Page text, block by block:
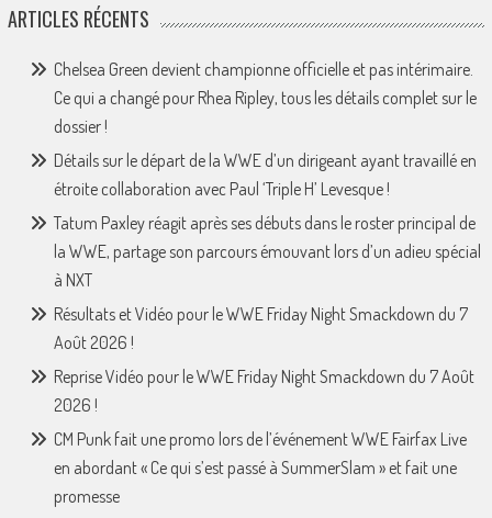
ARTICLES RÉCENTS
Chelsea Green devient championne officielle et pas intérimaire.
Ce qui a changé pour Rhea Ripley, tous les détails complet sur le
dossier !
Détails sur le départ de la WWE d’un dirigeant ayant travaillé en
étroite collaboration avec Paul ‘Triple H’ Levesque !
Tatum Paxley réagit après ses débuts dans le roster principal de
la WWE, partage son parcours émouvant lors d’un adieu spécial
à NXT
Résultats et Vidéo pour le WWE Friday Night Smackdown du 7
Août 2026 !
Reprise Vidéo pour le WWE Friday Night Smackdown du 7 Août
2026 !
CM Punk fait une promo lors de l’événement WWE Fairfax Live
en abordant « Ce qui s’est passé à SummerSlam » et fait une
promesse